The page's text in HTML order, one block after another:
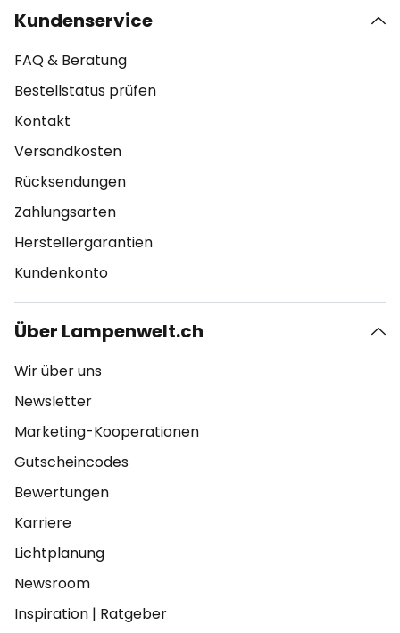
Kundenservice
FAQ & Beratung
Bestellstatus prüfen
Kontakt
Versandkosten
Rücksendungen
Zahlungsarten
Herstellergarantien
Kundenkonto
Über Lampenwelt.ch
Wir über uns
Newsletter
Marketing-Kooperationen
Gutscheincodes
Bewertungen
Karriere
Lichtplanung
Newsroom
Inspiration | Ratgeber